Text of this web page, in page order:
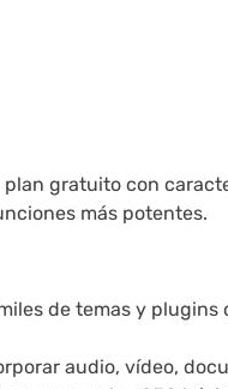
plan gratuito con
más potentes.
de temas y plugins
audio, vídeo,